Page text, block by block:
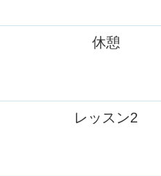
休憩
レッスン2